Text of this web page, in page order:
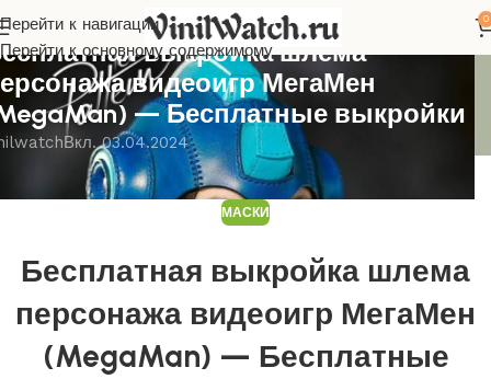
Перейти к навигации
Перейти к основному содержимому
0
выкройка шлема
видеоигр МегаМен
— Бесплатные выкройки
Вкл. 03.04.2024
МАСКИ
Бесплатная выкройка шлема
персонажа видеоигр МегаМен
(MegaMan) — Бесплатные